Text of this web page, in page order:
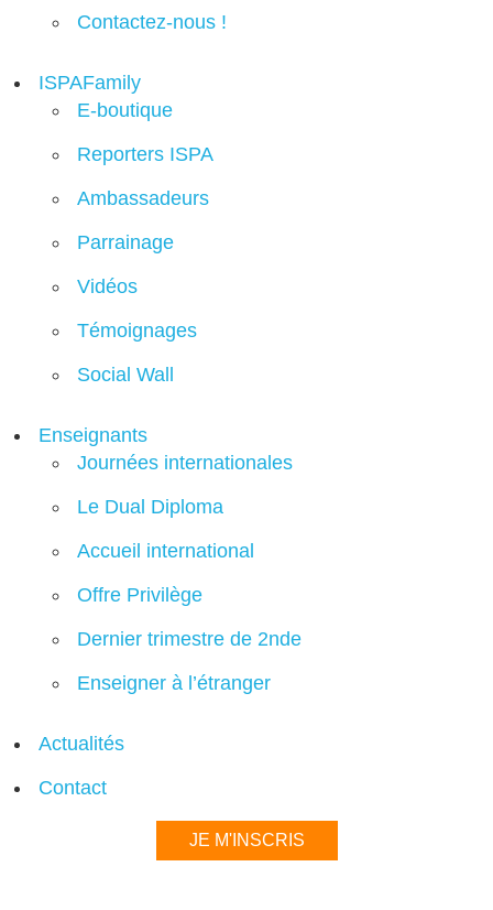
Contactez-nous !
ISPAFamily
E-boutique
Reporters ISPA
Ambassadeurs
Parrainage
Vidéos
Témoignages
Social Wall
Enseignants
Journées internationales
Le Dual Diploma
Accueil international
Offre Privilège
Dernier trimestre de 2nde
Enseigner à l’étranger
Actualités
Contact
JE M'INSCRIS